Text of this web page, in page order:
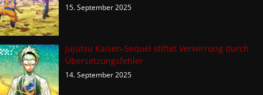
15. September 2025
Jujutsu Kaisen-Sequel stiftet Verwirrung durch
Übersetzungsfehler
14. September 2025